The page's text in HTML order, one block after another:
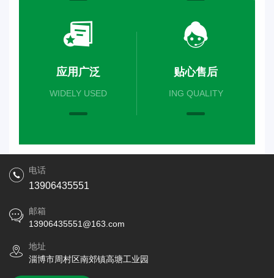
应用广泛
WIDELY USED
贴心售后
ING QUALITY
电话
13906435551
邮箱
13906435551@163.com
地址
淄博市周村区南郊镇高塘工业园